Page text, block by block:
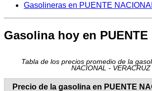
Gasolineras en PUENTE
Gasolina hoy en PUENTE
Tabla de los precios promedio de la
NACIONAL - VERACRUZ
Precio de la gasolina en PUENTE